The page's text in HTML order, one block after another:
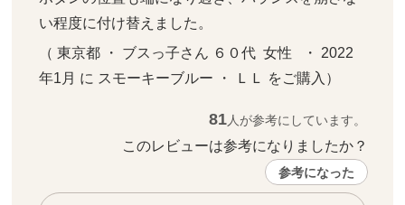
い程度に付け替えました。
（ 東京都 ・ ブスっ子さん ６０代  女性   ・ 2022
年1月 に スモーキーブルー ・ ＬＬ をご購入）
81人が参考にしています。
このレビューは参考になりましたか？
参考になった